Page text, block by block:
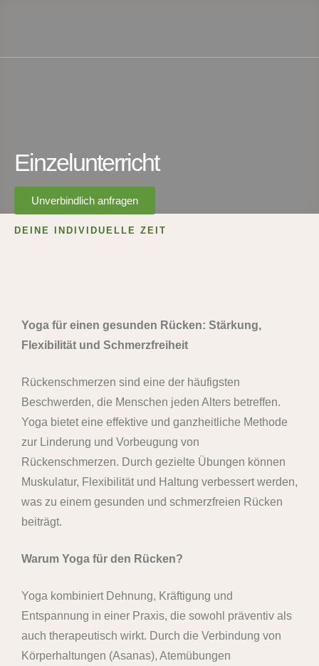
Einzelunterricht
Unverbindlich anfragen
DEINE INDIVIDUELLE ZEIT
Yoga für einen gesunden Rücken: Stärkung,
Flexibilität und Schmerzfreiheit
Rückenschmerzen sind eine der häufigsten
Beschwerden, die Menschen jeden Alters betreffen.
Yoga bietet eine effektive und ganzheitliche Methode
zur Linderung und Vorbeugung von
Rückenschmerzen. Durch gezielte Übungen können
Muskulatur, Flexibilität und Haltung verbessert werden,
was zu einem gesunden und schmerzfreien Rücken
beiträgt.
Warum Yoga für den Rücken?
Yoga kombiniert Dehnung, Kräftigung und
Entspannung in einer Praxis, die sowohl präventiv als
auch therapeutisch wirkt. Durch die Verbindung von
Körperhaltungen (Asanas), Atemübungen